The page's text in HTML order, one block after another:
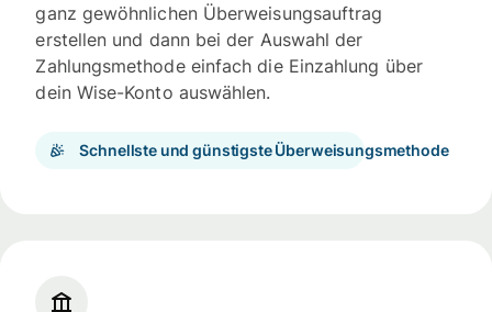
ganz gewöhnlichen Überweisungsauftrag
erstellen und dann bei der Auswahl der
Zahlungsmethode einfach die Einzahlung über
dein Wise-Konto auswählen.
Schnellste und günstigste Überweisungsmethode